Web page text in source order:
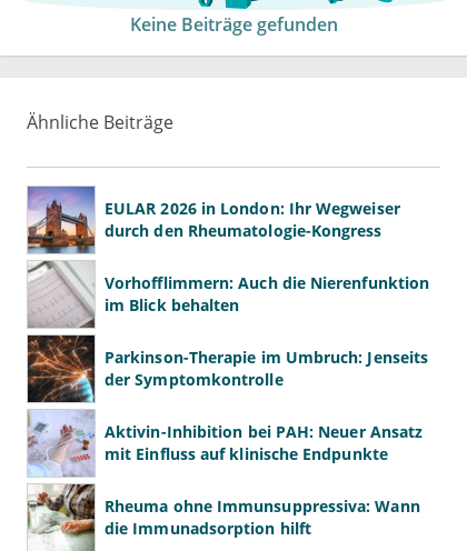
Keine Beiträge gefunden
Ähnliche Beiträge
EULAR 2026 in London: Ihr Wegweiser
durch den Rheumatologie-Kongress
Vorhofflimmern: Auch die Nierenfunktion
im Blick behalten
Parkinson-Therapie im Umbruch: Jenseits
der Symptomkontrolle
Aktivin-Inhibition bei PAH: Neuer Ansatz
mit Einfluss auf klinische Endpunkte
Rheuma ohne Immunsuppressiva: Wann
die Immunadsorption hilft